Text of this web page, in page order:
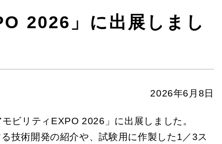
2026」に出展しまし
2026年6月8日
ビリティEXPO 2026」に出展しました。
技術開発の紹介や、試験用に作製した1／3ス